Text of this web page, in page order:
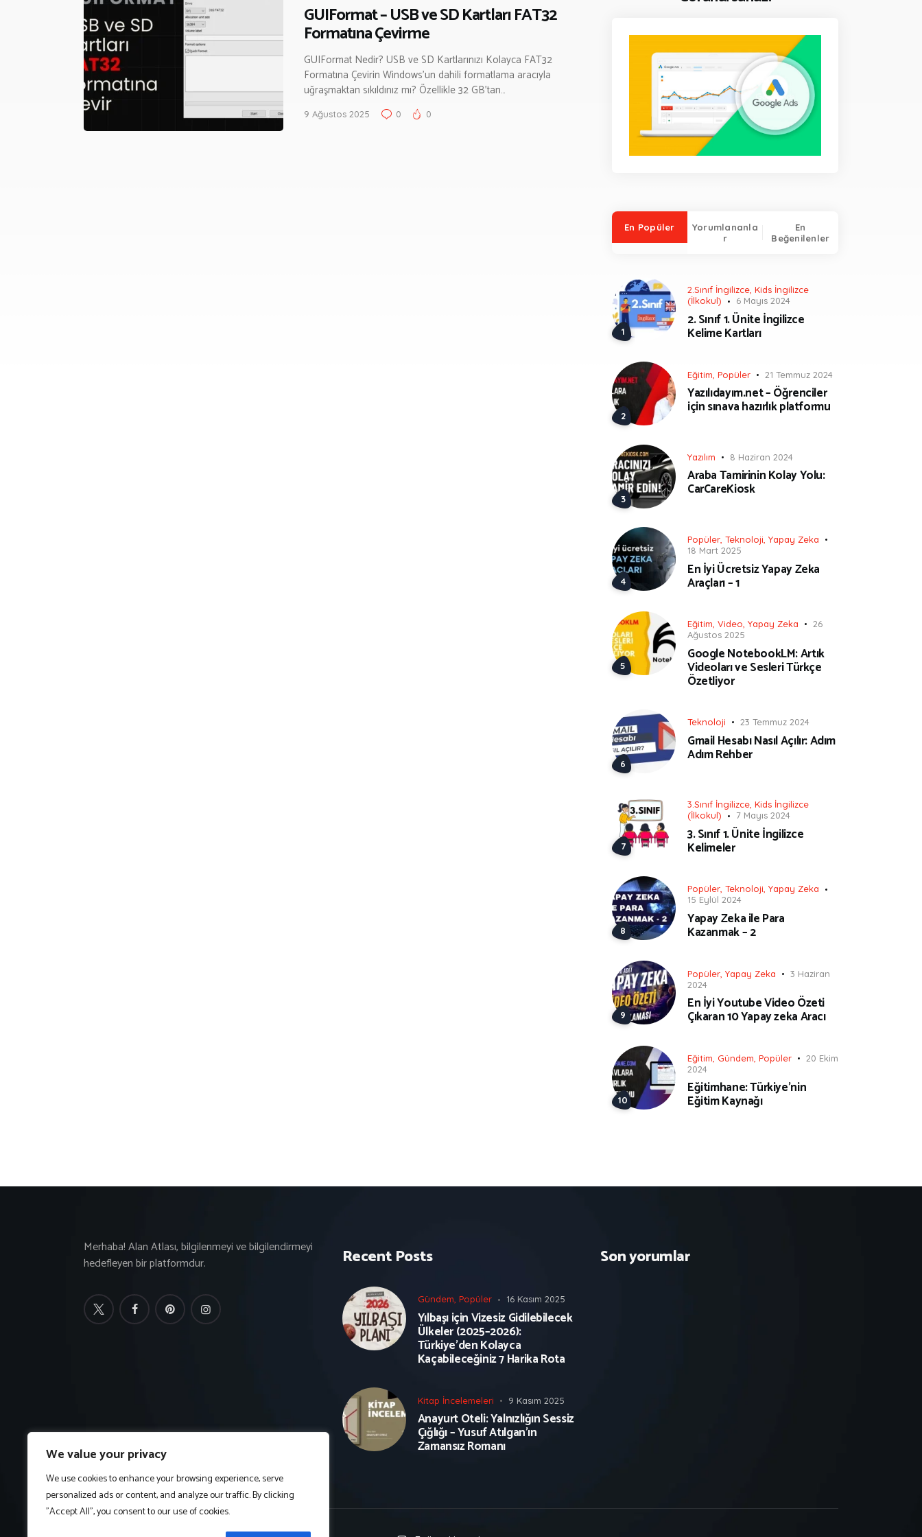
We value your privacy
We use cookies to enhance your browsing experience, serve
personalized ads or content, and analyze our traffic. By clicking
"Accept All", you consent to our use of cookies.
GUIFormat – USB ve SD Kartları FAT32
Formatına Çevirme
GUIFormat Nedir? USB ve SD Kartlarınızı Kolayca FAT32
Formatına Çevirin Windows’un dahili formatlama aracıyla
uğraşmaktan sıkıldınız mı? Özellikle 32 GB’tan…
9 Ağustos 2025 0 0
En Popüler
Yorumlananla
r
En
Beğenilenler
2.Sınıf İngilizce, Kids İngilizce
(İlkokul)
6 Mayıs 2024
2. Sınıf 1. Ünite İngilizce
Kelime Kartları
Eğitim Popüler 21 Temmuz 2024
Yazılıdayım.net – Öğrenciler
için sınava hazırlık platformu
Yazılım 8 Haziran 2024
Araba Tamirinin Kolay Yolu:
CarCareKiosk
Popüler Teknoloji Yapay Zeka
18 Mart 2025
En İyi Ücretsiz Yapay Zeka
Araçları – 1
Eğitim Video Yapay Zeka
26
Ağustos 2025
Google NotebookLM: Artık
Videoları ve Sesleri Türkçe
Özetliyor
Teknoloji 23 Temmuz 2024
Gmail Hesabı Nasıl Açılır: Adım
Adım Rehber
3.Sınıf İngilizce, Kids İngilizce
(İlkokul)
7 Mayıs 2024
3. Sınıf 1. Ünite İngilizce
Kelimeler
Popüler, Teknoloji, Yapay Zeka
15 Eylül 2024
Yapay Zeka ile Para
Kazanmak – 2
Popüler Yapay Zeka
3 Haziran
2024
En İyi Youtube Video Özeti
Çıkaran 10 Yapay zeka Aracı
Eğitim Gündem Popüler
20 Ekim
2024
Eğitimhane: Türkiye’nin
Eğitim Kaynağı
Merhaba! Alan Atlası, bilgilenmeyi ve bilgilendirmeyi
hedefleyen bir platformdur.
Recent Posts
Gündem, Popüler 16 Kasım 2025
Yılbaşı için Vizesiz Gidilebilecek
Ülkeler (2025–2026):
Türkiye’den Kolayca
Kaçabileceğiniz 7 Harika Rota
Kitap İncelemeleri 9 Kasım 2025
Anayurt Oteli: Yalnızlığın Sessiz
Çığlığı – Yusuf Atılgan’ın
Zamansız Romanı
Son yorumlar